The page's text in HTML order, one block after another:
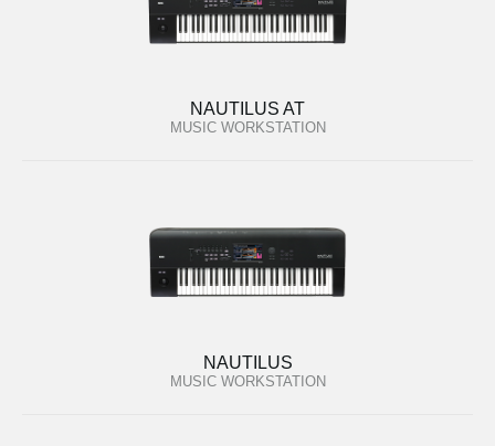
NAUTILUS AT
MUSIC WORKSTATION
NAUTILUS
MUSIC WORKSTATION